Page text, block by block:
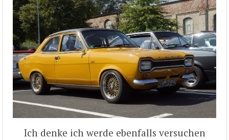
Ich denke ich werde ebenfalls versuchen